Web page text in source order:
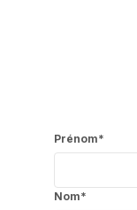
Prénom*
Nom*